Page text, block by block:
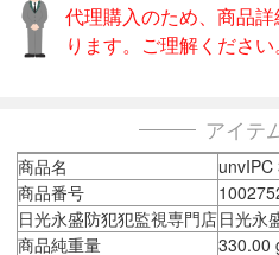
代理購入のため、商品
ります。ご理解ください。
アイテ
商品名
unvIPC
商品番号
日光永盛防犯犯監視専門店日光永
商品純重量
330.00